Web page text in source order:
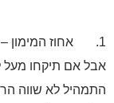
אחוז המימון – אני
אם תיקחו מעל למה
לא שווה הרבה